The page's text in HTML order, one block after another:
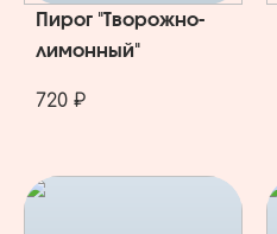
Пирог "Творожно-
лимонный"
720 ₽